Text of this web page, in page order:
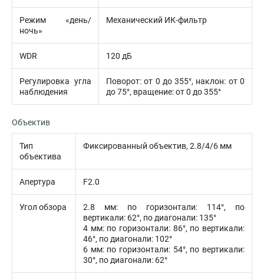
Режим «день/
ночь»
Механический ИК-фильтр
WDR 120 дБ
Регулировка угла
наблюдения
Поворот: от 0 до 355°, наклон: от 0
до 75°, вращение: от 0 до 355°
Объектив
Тип
объектива
Фиксированный объектив, 2.8/4/6 мм
Апертура F2.0
Угол обзора
2.8 мм: по горизонтали: 114°, по
вертикали: 62°, по диагонали: 135°
4 мм: по горизонтали: 86°, по вертикали:
46°, по диагонали: 102°
6 мм: по горизонтали: 54°, по вертикали:
30°, по диагонали: 62°